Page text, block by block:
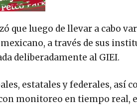
luego de llevar a cabo
a través de sus
deliberadamente al GIEI.
estatales y federales, así
monitoreo en tiempo real,